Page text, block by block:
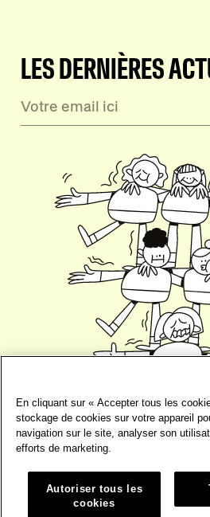
LES DERNIÈRES
En cliquant sur « Accepter tous les
stockage de cookies sur votre appareil
navigation sur le site, analyser son
efforts de marketing.
Autoriser tous les
cookies